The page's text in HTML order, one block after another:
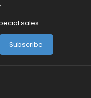
sales
Subscribe